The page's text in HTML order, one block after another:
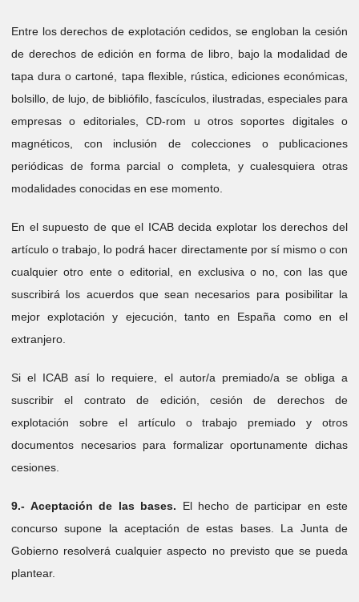
Entre los derechos de explotación cedidos, se engloban la cesión
de derechos de edición en forma de libro, bajo la modalidad de
tapa dura o cartoné, tapa flexible, rústica, ediciones económicas,
bolsillo, de lujo, de bibliófilo, fascículos, ilustradas, especiales para
empresas o editoriales, CD-rom u otros soportes digitales o
magnéticos, con inclusión de colecciones o publicaciones
periódicas de forma parcial o completa, y cualesquiera otras
modalidades conocidas en ese momento.
En el supuesto de que el ICAB decida explotar los derechos del
artículo o trabajo, lo podrá hacer directamente por sí mismo o con
cualquier otro ente o editorial, en exclusiva o no, con las que
suscribirá los acuerdos que sean necesarios para posibilitar la
mejor explotación y ejecución, tanto en España como en el
extranjero.
Si el ICAB así lo requiere, el autor/a premiado/a se obliga a
suscribir el contrato de edición, cesión de derechos de
explotación sobre el artículo o trabajo premiado y otros
documentos necesarios para formalizar oportunamente dichas
cesiones.
9.- Aceptación de las bases. El hecho de participar en este
concurso supone la aceptación de estas bases. La Junta de
Gobierno resolverá cualquier aspecto no previsto que se pueda
plantear.